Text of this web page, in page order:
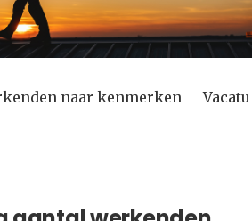
naar kenmerken